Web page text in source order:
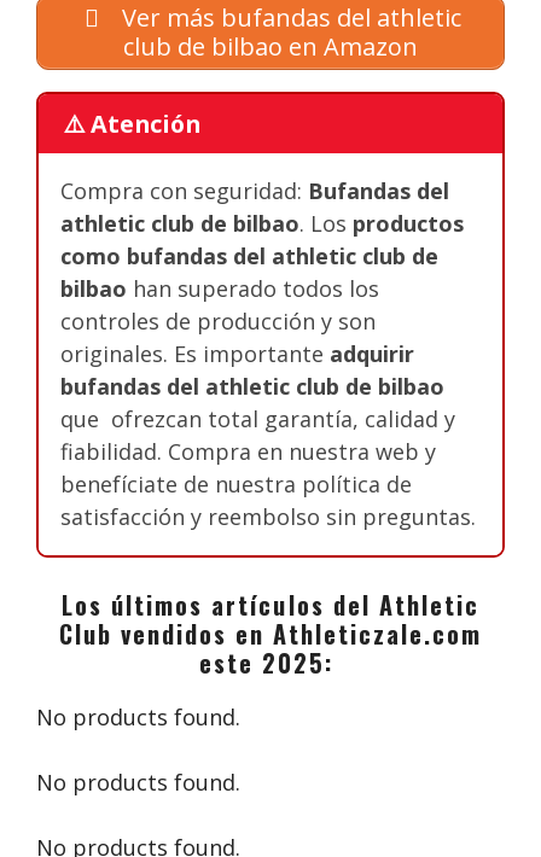
Ver más bufandas del athletic
club de bilbao en Amazon
⚠️ Atención
Compra con seguridad: Bufandas del
athletic club de bilbao. Los productos
como bufandas del athletic club de
bilbao han superado todos los
controles de producción y son
originales. Es importante adquirir
bufandas del athletic club de bilbao
que ofrezcan total garantía, calidad y
fiabilidad. Compra en nuestra web y
benefíciate de nuestra política de
satisfacción y reembolso sin preguntas.
Los últimos artículos del Athletic
Club vendidos en Athleticzale.com
este 2025:
No products found.
No products found.
No products found.